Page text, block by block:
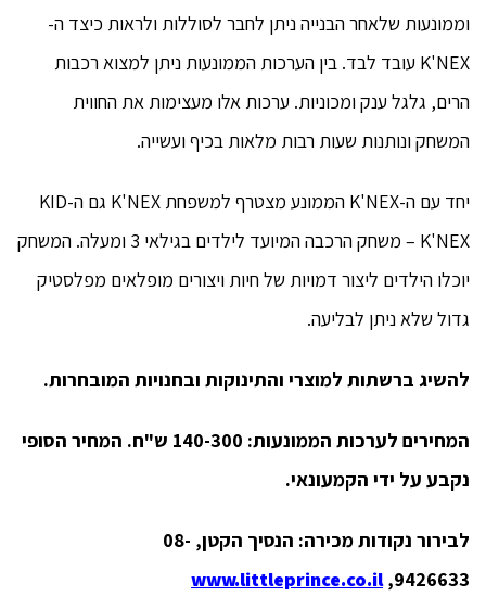
וממונעות שלאחר הבנייה ניתן לחבר לסוללות ולראות כיצד ה-
K'NEX עובד לבד. בין הערכות הממונעות ניתן למצוא רכבות
הרים, גלגל ענק ומכוניות. ערכות אלו מעצימות את החווית
המשחק ונותנות שעות רבות מלאות בכיף ועשייה.
יחד עם ה-K'NEX הממונע מצטרף למשפחת K'NEX גם ה-KID
K'NEX – משחק הרכבה המיועד לילדים בגילאי 3 ומעלה. המשחק
יוכלו הילדים ליצור דמויות של חיות ויצורים מופלאים מפלסטיק
גדול שלא ניתן לבליעה.
להשיג ברשתות למוצרי והתינוקות ובחנויות המובחרות.
המחירים לערכות הממונעות: 140-300 ש"ח. המחיר הסופי
נקבע על ידי הקמעונאי.
לבירור נקודות מכירה: הנסיך הקטן, 08-
9426633,
www.littleprince.co.il